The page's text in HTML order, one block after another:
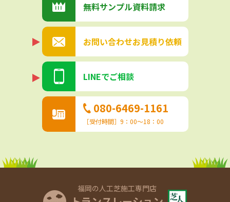
無料サンプル資料請求
お問い合わせお見積り依頼
LINEでご相談
080-6469-1161
［受付時間］9：00〜18：00
福岡の人工芝施工専門店